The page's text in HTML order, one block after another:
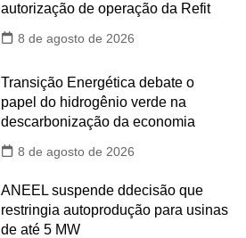
autorização de operação da Refit
8 de agosto de 2026
Transição Energética debate o
papel do hidrogênio verde na
descarbonização da economia
8 de agosto de 2026
ANEEL suspende ddecisão que
restringia autoprodução para usinas
de até 5 MW